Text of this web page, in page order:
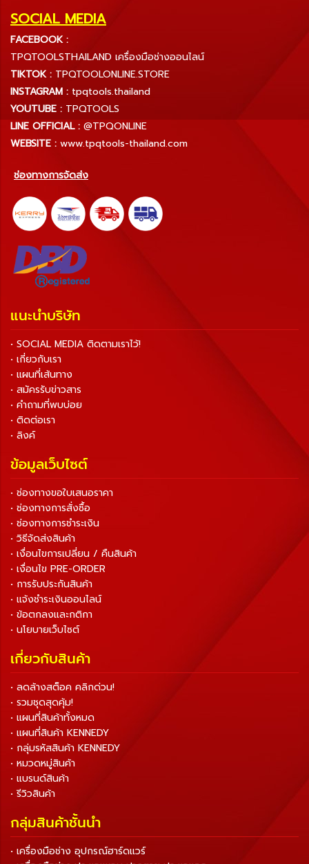
SOCIAL MEDIA
FACEBOOK :
TPQTOOLSTHAILAND เครื่องมือช่างออนไลน์
TIKTOK : TPQTOOLONLINE.STORE
INSTAGRAM : tpqtools.thailand
YOUTUBE : TPQTOOLS
LINE OFFICIAL : @TPQONLINE
WEBSITE : www.tpqtools-thailand.com
ช่องทางการจัดส่ง
แนะนำบริษัท
• SOCIAL MEDIA ติดตามเราไว้!
• เกี่ยวกับเรา
• แผนที่เส้นทาง
• สมัครรับข่าวสาร
• คำถามที่พบบ่อย
• ติดต่อเรา
• ลิงค์
ข้อมูลเว็บไซต์
• ช่องทางขอใบเสนอราคา
• ช่องทางการสั่งซื้อ
• ช่องทางการชำระเงิน
• วิธีจัดส่งสินค้า
• เงื่อนไขการเปลี่ยน / คืนสินค้า
• เงื่อนไข PRE-ORDER
• การรับประกันสินค้า
• แจ้งชำระเงินออนไลน์
• ข้อตกลงและกติกา
• นโยบายเว็บไซต์
เกี่ยวกับสินค้า
• ลดล้างสต็อค คลิกด่วน!
• รวมชุดสุดคุ้ม!
• แผนที่สินค้าทั้งหมด
• แผนที่สินค้า KENNEDY
• กลุ่มรหัสสินค้า KENNEDY
• หมวดหมู่สินค้า
• แบรนด์สินค้า
• รีวิวสินค้า
กลุ่มสินค้าชั้นนำ
• เครื่องมือช่าง อุปกรณ์ฮาร์ดแวร์